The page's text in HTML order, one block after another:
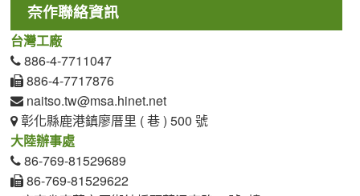
奈作聯絡資訊
台灣工廠
886-4-7711047
886-4-7717876
naitso.tw@msa.hinet.net
彰化縣鹿港鎮廖厝里 ( 巷 ) 500 號
大陸辦事處
86-769-81529689
86-769-81529622